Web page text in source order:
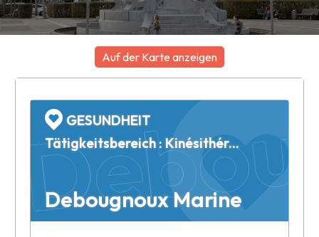
Auf der Karte anzeigen
Debougnoux Marine
GESUNDHEIT
Tätigkeitsbereich : Kinésithérapie